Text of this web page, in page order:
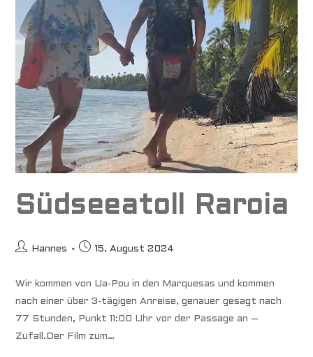
Südseeatoll Raroia
Beitrags-
Hannes
Beitrag
15. August 2024
Wir kommen von Ua-Pou in den Marquesas und kommen
nach einer über 3-tägigen Anreise, genauer gesagt nach
77 Stunden, Punkt 11:00 Uhr vor der Passage an –
Zufall.Der Film zum…